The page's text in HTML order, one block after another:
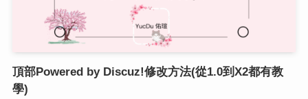
頂部Powered by Discuz!修改方法(從1.0到X2都有教
學)